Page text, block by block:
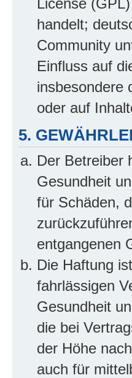
handelt;
Community
Einfluss auf
insbesondere
oder auf
5.
Der Betreiber
Gesundheit
für Schäden,
entgangenen
Die Haftung
fahrlässigen
Gesundheit
die bei
der Höhe
auch für